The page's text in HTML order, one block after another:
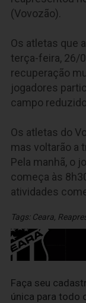
(Vovozão).
Os atletas que
terça-feira, 26/
recuperação
jogadores
campo
Os atletas do
mas voltarão a
Pela manhã, o
começa às
atividades
Tags: Ceara,
Faça seu
única para todo